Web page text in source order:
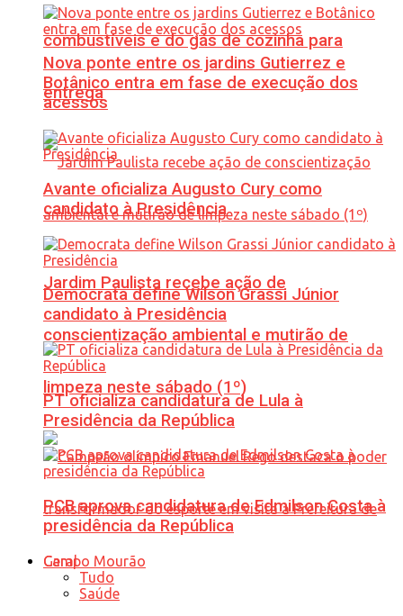
combustíveis e do gás de cozinha para
entrega
Jardim Paulista recebe ação de
conscientização ambiental e mutirão de
limpeza neste sábado (1º)
Nova ponte entre os jardins Gutierrez e
Botânico entra em fase de execução dos
acessos
Avante oficializa Augusto Cury como
candidato à Presidência
Democrata define Wilson Grassi Júnior
candidato à Presidência
PT oficializa candidatura de Lula à
Presidência da República
PCB aprova candidatura de Edmilson Costa à
presidência da República
Geral
Tudo
Saúde